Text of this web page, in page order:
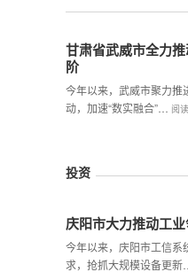
甘肃省武威市全力
阶
今年以来，武威市聚力推
动，加速“数实融合”…
阅
投资
庆阳市大力推动工
今年以来，庆阳市工信系
求，抢抓大规模设备更新…